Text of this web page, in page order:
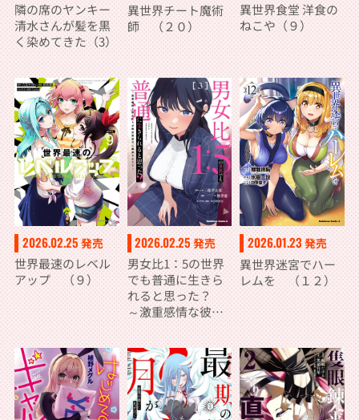
隣の席のヤンキー
清水さんが髪を黒
く染めてきた（3）
異世界チート魔術
師 （２０）
異世界食堂 洋食の
ねこや（９）
2026.02.25 発売
世界最速のレベル
アップ （９）
2026.02.25 発売
男女比1：5の世界
でも普通に生きら
れると思った？
～激重感情な彼女
に翻弄されたら～
３
2026.01.23 発売
異世界迷宮でハー
レムを （１２）